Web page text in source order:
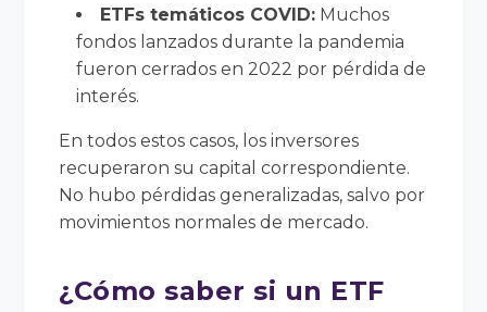
ETFs temáticos COVID: Muchos
fondos lanzados durante la pandemia
fueron cerrados en 2022 por pérdida de
interés.
En todos estos casos, los inversores
recuperaron su capital correspondiente.
No hubo pérdidas generalizadas, salvo por
movimientos normales de mercado.
¿Cómo saber si un ETF